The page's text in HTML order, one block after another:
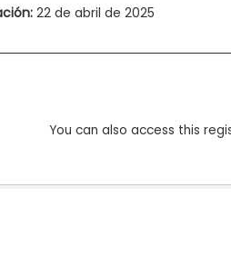
22 de abril de 2025
You can also access this